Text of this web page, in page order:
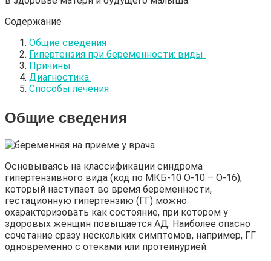
Содержание
Общие сведения
Гипертензия при беременности: виды
Причины
Диагностика
Способы лечения
Общие сведения
Основываясь на классификации синдрома
гипертензивного вида (код по МКБ-10 О-10 – О-16),
который наступает во время беременности,
гестационную гипертензию (ГГ) можно
охарактеризовать как состояние, при котором у
здоровых женщин повышается АД. Наиболее опасно
сочетание сразу нескольких симптомов, например, ГГ
одновременно с отеками или протеинурией.